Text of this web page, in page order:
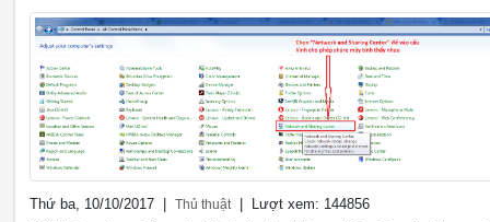
Thứ ba, 10/10/2017 |Thủ thuật | Lượt xem: 144856